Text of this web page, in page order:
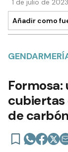
1 de julio de
Añadir como
cubiertas
de carbón